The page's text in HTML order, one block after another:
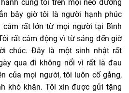
bây giờ tôi là người hạnh phúc
rất lớn từ mọi người tại Bình
rất cảm động vì từ sáng đến giờ
chúc. Đây là một sinh nhật rất
qua đi không nổi vì rất là đau
của mọi người, tôi luôn cố gắng,
khó khăn. Tôi xin được gửi tặng